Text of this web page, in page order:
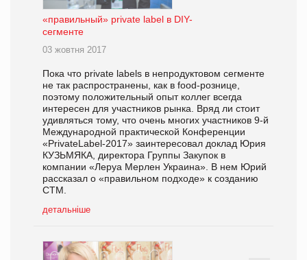
«правильный» private label в DIY-
сегменте
03 жовтня 2017
Пока что private labels в непродуктовом сегменте
не так распространены, как в food-рознице,
поэтому положительный опыт коллег всегда
интересен для участников рынка. Вряд ли стоит
удивляться тому, что очень многих участников 9-й
Международной практической Конференции
«PrivateLabel-2017» заинтересовал доклад Юрия
КУЗЬМЯКА, директора Группы Закупок в
компании «Леруа Мерлен Украина». В нем Юрий
рассказал о «правильном подходе» к созданию
СТМ.
детальніше